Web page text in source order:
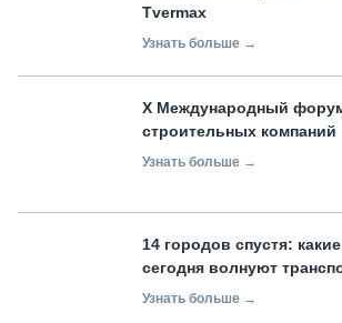
Tvermax
Узнать больше →
X Международный
строительных компаний
Узнать больше →
14 городов спустя:
сегодня волнуют
Узнать больше →